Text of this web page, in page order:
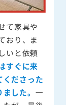
て家具や
おり、ま
いと依頼
すぐに来
くださった
した。 一